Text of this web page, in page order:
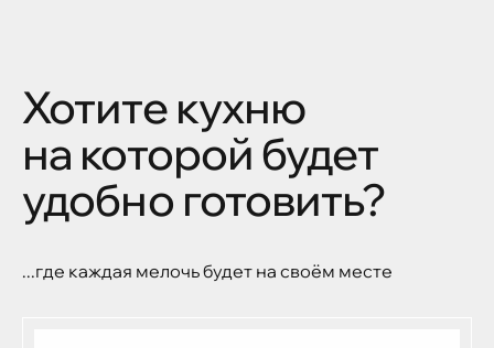
Хотите кухню
на которой будет
удобно готовить?
...где каждая мелочь будет на своём месте